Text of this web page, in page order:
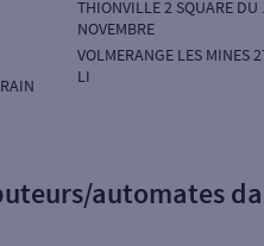
THIONVILLE 2 SQUARE DU
NOVEMBRE
VOLMERANGE LES MINES
LI
automates